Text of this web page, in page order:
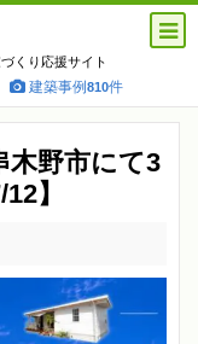
くり応援サイト
建築事例810件
木野市にて3
】